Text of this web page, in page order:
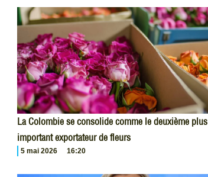
La Colombie se consolide comme le deuxième plus
important exportateur de fleurs
5 mai 2026 16:20